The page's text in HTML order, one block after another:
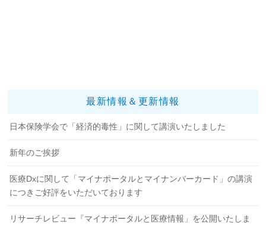
最新情報＆更新情報
日本保険学会で「経済的毒性」に関して講演いたしました
新年のご挨拶
医療Dxに関して「マイナポータルとマイナンバーカード」の講演
につきご好評をいただいております
リサーチレビュー『マイナポータルと医療情報」を公開いたしま